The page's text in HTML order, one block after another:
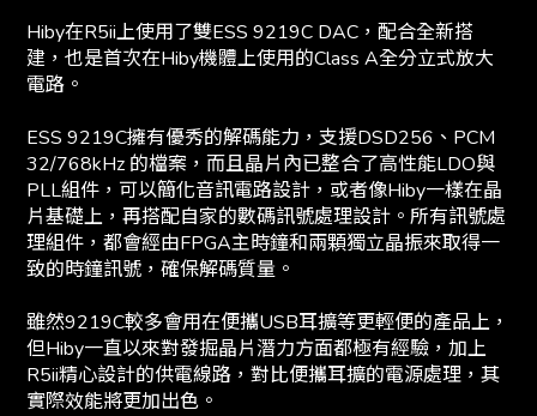
Hiby在R5ii上使用了雙ESS 9219C DAC，配合全新搭
建，也是首次在Hiby機體上使用的Class A全分立式放大
電路。
ESS 9219C擁有優秀的解碼能力，支援DSD256、PCM
32/768kHz 的檔案，而且晶片內已整合了高性能LDO與
PLL組件，可以簡化音訊電路設計，或者像Hiby一樣在晶
片基礎上，再搭配自家的數碼訊號處理設計。所有訊號處
理組件，都會經由FPGA主時鐘和兩顆獨立晶振來取得一
致的時鐘訊號，確保解碼質量。
雖然9219C較多會用在便攜USB耳擴等更輕便的產品上，
但Hiby一直以來對發掘晶片潛力方面都極有經驗，加上
R5ii精心設計的供電線路，對比便攜耳擴的電源處理，其
實際效能將更加出色。